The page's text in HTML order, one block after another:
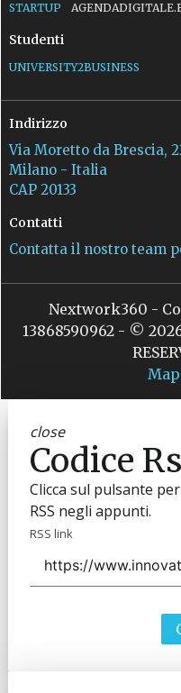
STARTUP
Studenti
UNIVERSITY2BUSINESS
Indirizzo
Via Moretto da Brescia,
Milano - Italia
CAP 20133
Contatti
Contatta il nostro team
Nextwork360 -
13868590962 - ©
close
Codice
Clicca sul pulsante
RSS negli appunti.
RSS link